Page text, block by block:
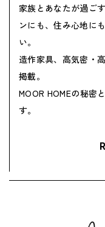
家族とあなたが過ご
ンにも、住み心地に
い。
造作家具、高気密・
掲載。
MOOR HOMEの秘密
す。